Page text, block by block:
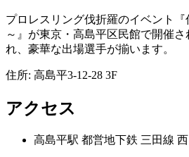
プロレスリング伐折羅のイベント
～』が東京・高島平区民館で開催
れ、豪華な出場選手が揃います。
住所: 高島平3-12-28 3F
アクセス
高島平駅 都営地下鉄 三田線